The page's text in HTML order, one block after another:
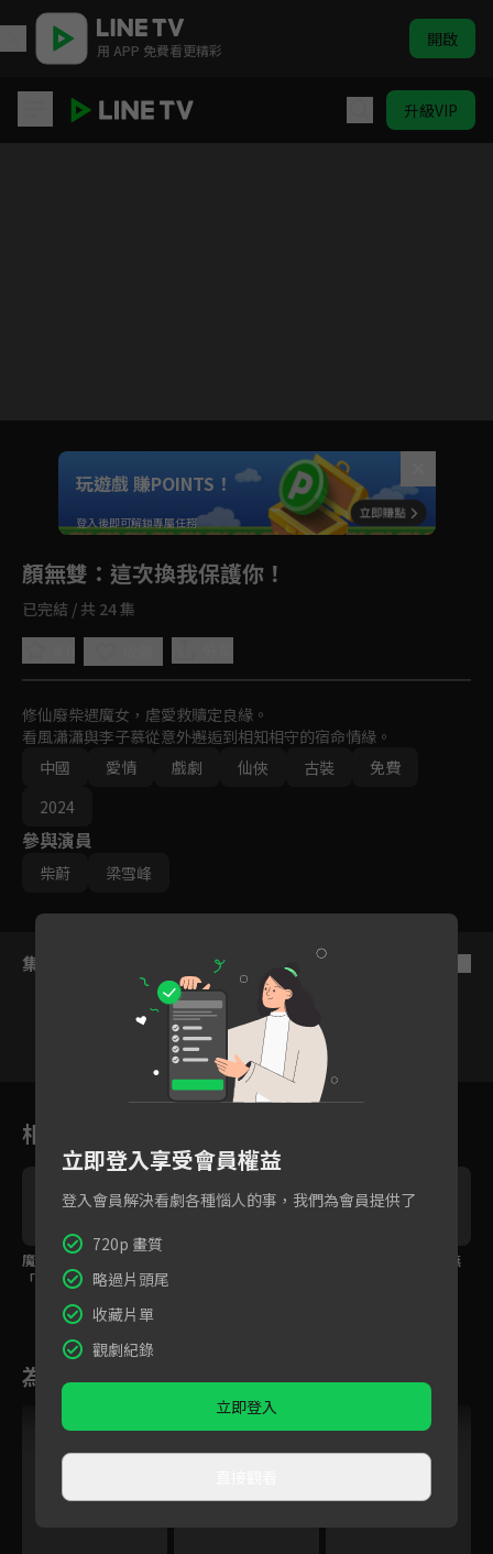
用 APP 免費看更精彩 開啟
升級VIP
Unmute
玩遊戲 賺POINTS！
登入後即可解鎖專屬任務
顏無雙 ：這次換我保護你！
已完結 / 共 24 集
修仙廢柴遇魔女，虐愛救贖定良緣。
看風瀟瀟與李子慕從意外邂逅到相知相守的宿命情緣。
中國
愛情 戲劇 仙俠 古裝
免費
2024
參與演員
柴蔚 梁雪峰
集數列表
2 3 4
相關花絮
魔女坦白身份傾訴心意
「再遇到你真好」
王員外要得逞啦！肌無
為您推薦
立即登入享受會員權益
登入會員解決看劇各種惱人的事，我們為會員提供了
720p 畫質
略過片頭尾
收藏片單
觀劇紀錄
立即登入